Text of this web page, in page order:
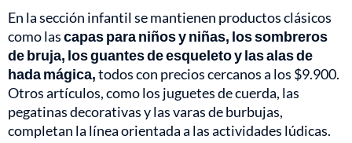
En la sección infantil se mantienen productos clásicos
como lascapas para niños y niñas, los sombreros
de bruja, los guantes de esqueleto y las alas de
hada mágica,todos con precios cercanos a los $9.900.
Otros artículos, como los juguetes de cuerda, las
pegatinas decorativas y las varas de burbujas,
completan la línea orientada a las actividades lúdicas.